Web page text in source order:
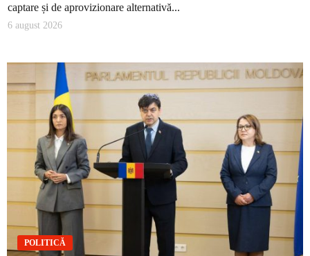
captare și de aprovizionare alternativă...
6 august 2026
POLITICĂ